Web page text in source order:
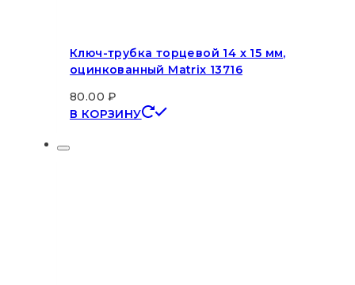
Ключ-трубка торцевой 14 х 15 мм,
оцинкованный Matrix 13716
80.00₽
В КОРЗИНУ